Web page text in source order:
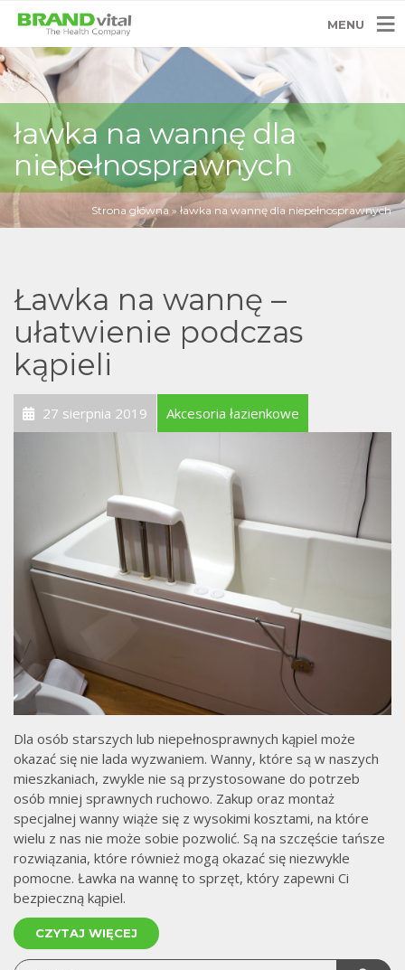
MENU
ławka na wannę dla
niepełnosprawnych
Strona główna » ławka na wannę dla niepełnosprawnych
Ławka na wannę –
ułatwienie podczas
kąpieli
27 sierpnia 2019 Akcesoria łazienkowe
Dla osób starszych lub niepełnosprawnych kąpiel może
okazać się nie lada wyzwaniem. Wanny, które są w naszych
mieszkaniach, zwykle nie są przystosowane do potrzeb
osób mniej sprawnych ruchowo. Zakup oraz montaż
specjalnej wanny wiąże się z wysokimi kosztami, na które
wielu z nas nie może sobie pozwolić. Są na szczęście tańsze
rozwiązania, które również mogą okazać się niezwykle
pomocne. Ławka na wannę to sprzęt, który zapewni Ci
bezpieczną kąpiel.
CZYTAJ WIĘCEJ